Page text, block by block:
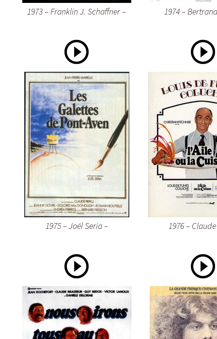
1973 – Franklin J. Schaffner – 1974 –
1975 – Joël Seria – 1976 –